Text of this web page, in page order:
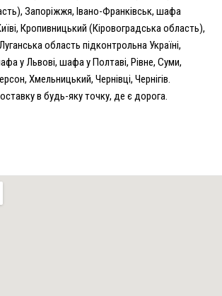
Запоріжжя, Івано-Франківськ, шафа
, Кропивницький (Кіровоградська область),
область підконтрольна Україні,
у Львові, шафа у Полтаві, Рівне, Суми,
Хмельницький, Чернівці, Чернігів.
в будь-яку точку, де є дорога.